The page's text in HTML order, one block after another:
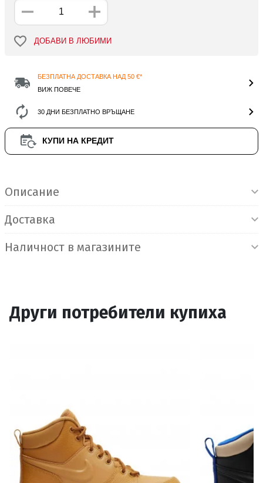
ДОБАВИ В ЛЮБИМИ
БЕЗПЛАТНА ДОСТАВКА НАД 50 €*
ВИЖ ПОВЕЧЕ
30 ДНИ БЕЗПЛАТНО ВРЪЩАНЕ
КУПИ НА КРЕДИТ
Описание
Доставка
Наличност в магазините
Други потребители купиха